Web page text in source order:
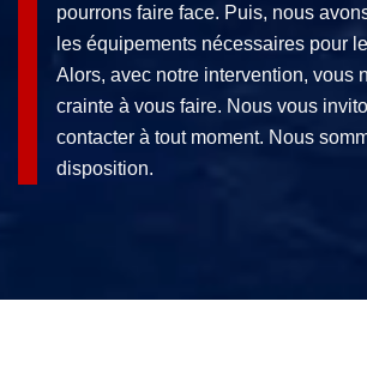
pourrons faire face. Puis, nous
les équipements nécessaires pour
Alors, avec notre intervention, vous
crainte à vous faire. Nous vous
contacter à tout moment. Nous
disposition.